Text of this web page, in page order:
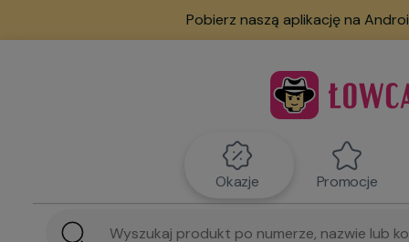
Pobierz naszą aplikację na
Okazje Promocje